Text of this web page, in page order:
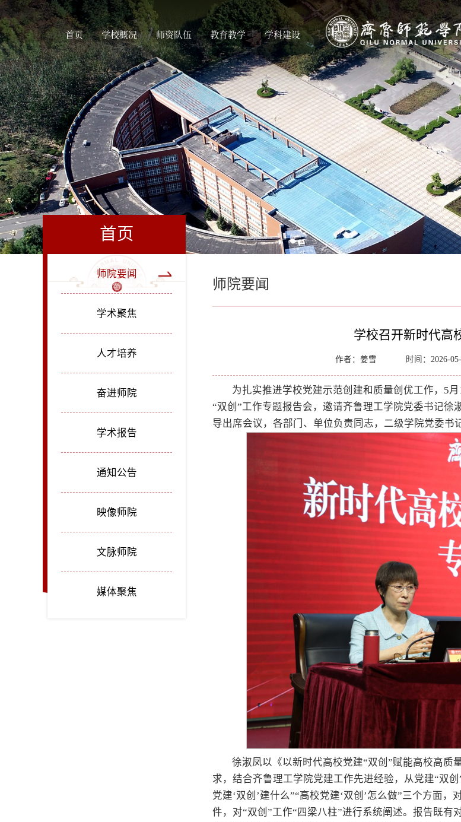
首页 学校概况 师资队伍 教育教学 学科建设
首页
师院要闻
学术聚焦
人才培养
奋进师院
学术报告
通知公告
映像师院
文脉师院
媒体聚焦
师院要闻
学校召开新时代高
作者：姜雪 时间：2026-
为扎实推进学校党建示范创建和质量创优工作，5
“双创”工作专题报告会，邀请齐鲁理工学院党委书记
导出席会议，各部门、单位负责同志，二级学院党委书
徐淑凤以《以新时代高校党建“双创”赋能高校高
求，结合齐鲁理工学院党建工作先进经验，从党建“双
党建‘双创’建什么”“高校党建‘双创’怎么做”三个方面
件，对“双创”工作“四梁八柱”进行系统阐述。报告既